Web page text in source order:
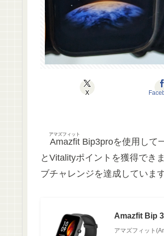
X
Amazfit
アマズフィット
Bip3proを使用して
とVitalityポイントを獲得でき
ブチャレンジを達成しています
Amazfit Bip
アマズフィット